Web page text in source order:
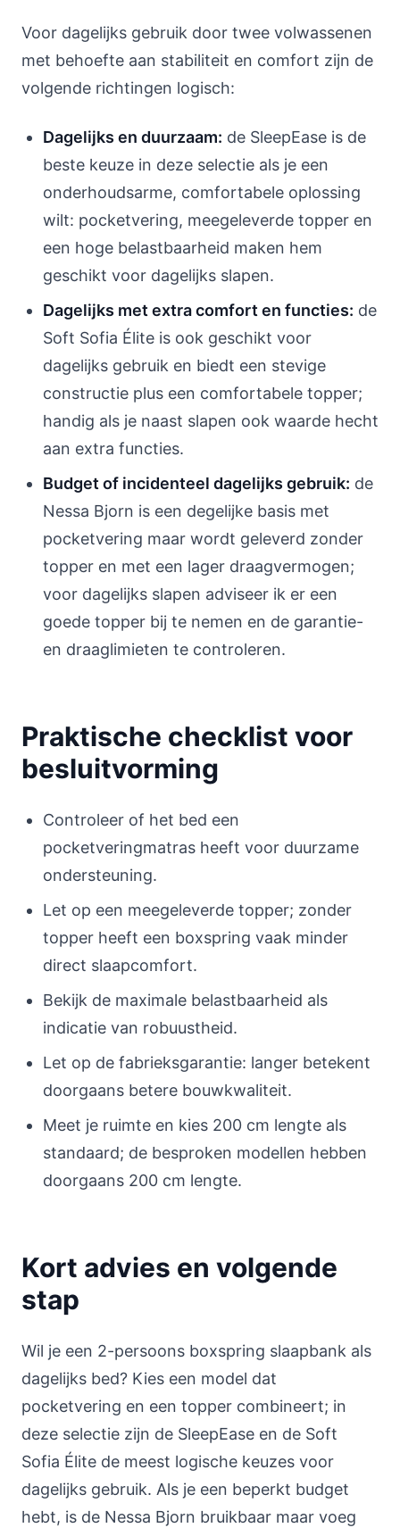
Voor dagelijks gebruik door twee volwassenen
met behoefte aan stabiliteit en comfort zijn de
volgende richtingen logisch:
Dagelijks en duurzaam: de SleepEase is de
beste keuze in deze selectie als je een
onderhoudsarme, comfortabele oplossing
wilt: pocketvering, meegeleverde topper en
een hoge belastbaarheid maken hem
geschikt voor dagelijks slapen.
Dagelijks met extra comfort en functies: de
Soft Sofia Élite is ook geschikt voor
dagelijks gebruik en biedt een stevige
constructie plus een comfortabele topper;
handig als je naast slapen ook waarde hecht
aan extra functies.
Budget of incidenteel dagelijks gebruik: de
Nessa Bjorn is een degelijke basis met
pocketvering maar wordt geleverd zonder
topper en met een lager draagvermogen;
voor dagelijks slapen adviseer ik er een
goede topper bij te nemen en de garantie-
en draaglimieten te controleren.
Praktische checklist voor
besluitvorming
Controleer of het bed een
pocketveringmatras heeft voor duurzame
ondersteuning.
Let op een meegeleverde topper; zonder
topper heeft een boxspring vaak minder
direct slaapcomfort.
Bekijk de maximale belastbaarheid als
indicatie van robuustheid.
Let op de fabrieksgarantie: langer betekent
doorgaans betere bouwkwaliteit.
Meet je ruimte en kies 200 cm lengte als
standaard; de besproken modellen hebben
doorgaans 200 cm lengte.
Kort advies en volgende
stap
Wil je een 2-persoons boxspring slaapbank als
dagelijks bed? Kies een model dat
pocketvering en een topper combineert; in
deze selectie zijn de SleepEase en de Soft
Sofia Élite de meest logische keuzes voor
dagelijks gebruik. Als je een beperkt budget
hebt, is de Nessa Bjorn bruikbaar maar voeg